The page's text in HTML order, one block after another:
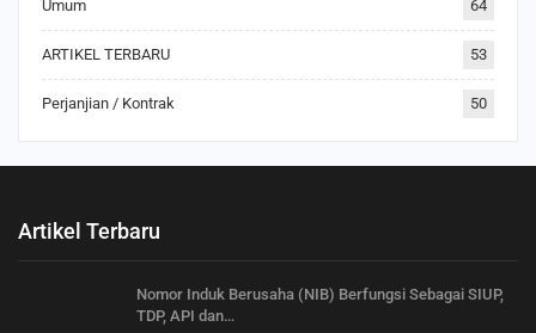
Umum 64
ARTIKEL TERBARU 53
Perjanjian / Kontrak 50
Artikel Terbaru
Nomor Induk Berusaha (NIB) Berfungsi Sebagai SIUP,
TDP, API dan…